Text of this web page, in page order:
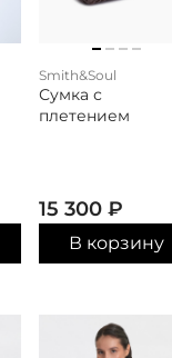
Smith&Soul
Сумка с
плетением
15 300 ₽
В корзину